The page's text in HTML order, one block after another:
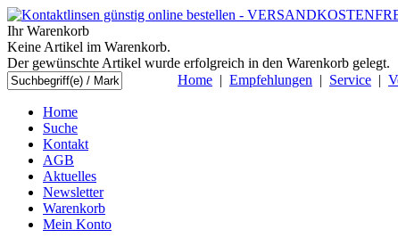
Ihr Warenkorb
Keine Artikel im Warenkorb.
Der gewünschte Artikel wurde erfolgreich in den Warenkorb gelegt.
Home | Empfehlungen | Service |
Home
Suche
Kontakt
AGB
Aktuelles
Newsletter
Warenkorb
Mein Konto